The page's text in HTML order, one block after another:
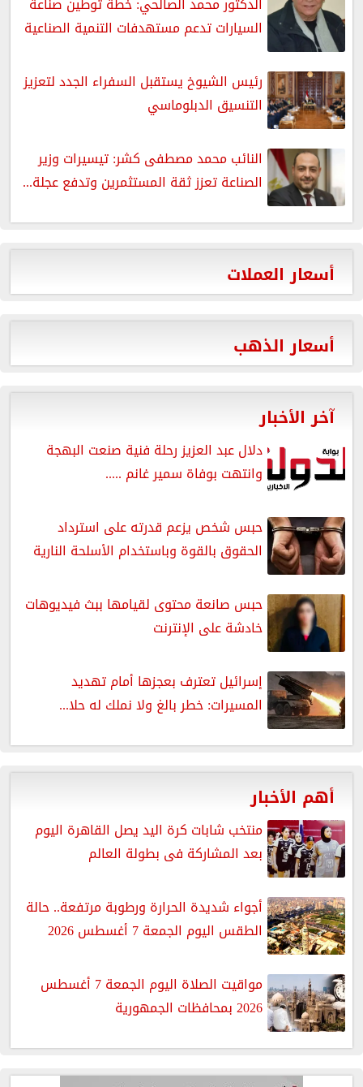
السيارات تدعم مستهدفات التنمية الصناعية
رئيس الشيوخ يستقبل السفراء الجدد لتعزيز
التنسيق الدبلوماسي
النائب محمد مصطفى كشر: تيسيرات وزير
الصناعة تعزز ثقة المستثمرين وتدفع عجلة...
أسعار العملات
أسعار الذهب
آخر الأخبار
دلال عبد العزيز رحلة فنية صنعت البهجة
وانتهت بوفاة سمير غانم .....
حبس شخص يزعم قدرته على استرداد
الحقوق بالقوة وباستخدام الأسلحة النارية
حبس صانعة محتوى لقيامها ببث فيديوهات
خادشة على الإنترنت
إسرائيل تعترف بعجزها أمام تهديد
المسيرات: خطر بالغ ولا نملك له حلا...
أهم الأخبار
منتخب شابات كرة اليد يصل القاهرة اليوم
بعد المشاركة فى بطولة العالم
أجواء شديدة الحرارة ورطوبة مرتفعة.. حالة
الطقس اليوم الجمعة 7 أغسطس 2026
مواقيت الصلاة اليوم الجمعة 7 أغسطس
2026 بمحافظات الجمهورية